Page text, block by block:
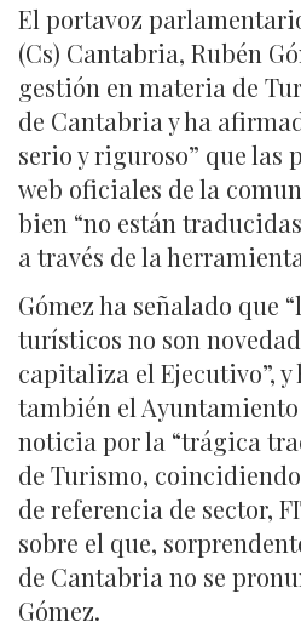
El portavoz
(Cs) Cantabria, Rubén
gestión en materia de
de Cantabria y ha
serio y riguroso” que las
web oficiales de la
bien “no están
a través de la
Gómez ha señalado que
turísticos no son
capitaliza el Ejecutivo”,
también el
noticia por la “trágica
de Turismo,
de referencia de sector,
sobre el que,
de Cantabria no se
Gómez.